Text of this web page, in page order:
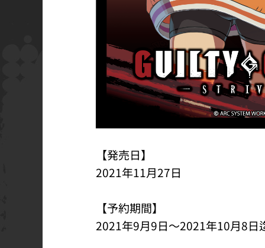
【発売日】
2021年11月27日
【予約期間】
2021年9月9日～2021年10月8日